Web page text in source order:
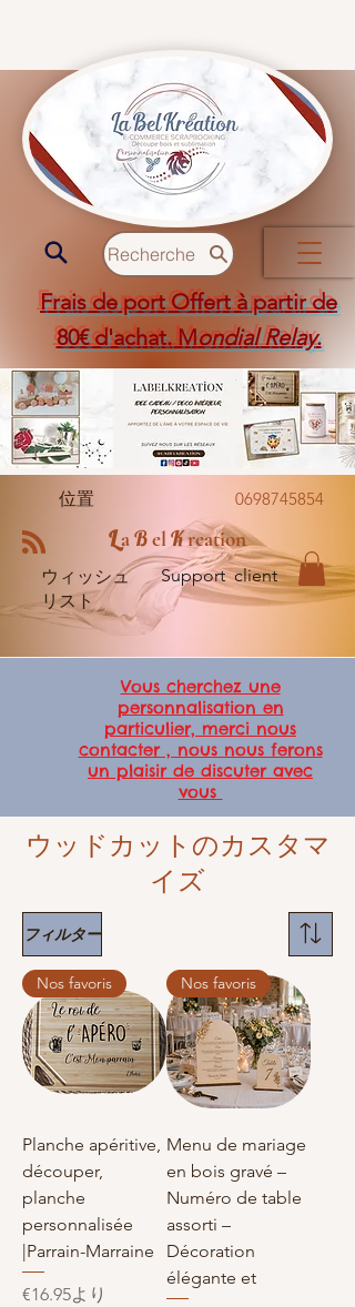
Recherche
Frais de port Offert à partir de
80€ d'achat. Mondial Relay.
位置 0698745854
LaBel Kreation
ウィッシュ
リスト
Support client
Vous cherchez une
personnalisation en
particulier, merci nous
contacter , nous nous ferons
un plaisir de discuter avec
vous
ウッドカットのカスタマ
イズ
フィルター
Nos favoris
Planche apéritive,
découper,
planche
personnalisée
|Parrain-Marraine
€16.95より
セール価格
Nos favoris
Menu de mariage
en bois gravé –
Numéro de table
assorti –
Décoration
élégante et